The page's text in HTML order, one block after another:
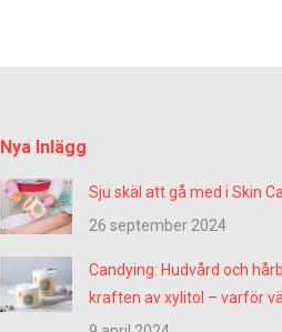
Nya Inlägg
Sju skäl att gå med i Skin
26 september 2024
Candying: Hudvård och
kraften av xylitol – varför